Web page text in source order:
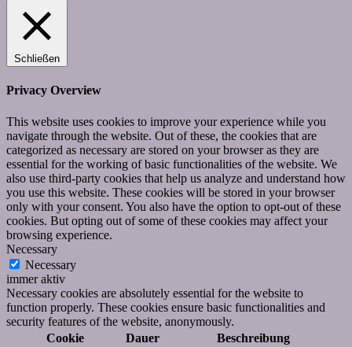
Schließen
Privacy Overview
This website uses cookies to improve your experience while you
navigate through the website. Out of these, the cookies that are
categorized as necessary are stored on your browser as they are
essential for the working of basic functionalities of the website. We
also use third-party cookies that help us analyze and understand how
you use this website. These cookies will be stored in your browser
only with your consent. You also have the option to opt-out of these
cookies. But opting out of some of these cookies may affect your
browsing experience.
Necessary
Necessary
immer aktiv
Necessary cookies are absolutely essential for the website to
function properly. These cookies ensure basic functionalities and
security features of the website, anonymously.
Cookie
Dauer Beschreibung